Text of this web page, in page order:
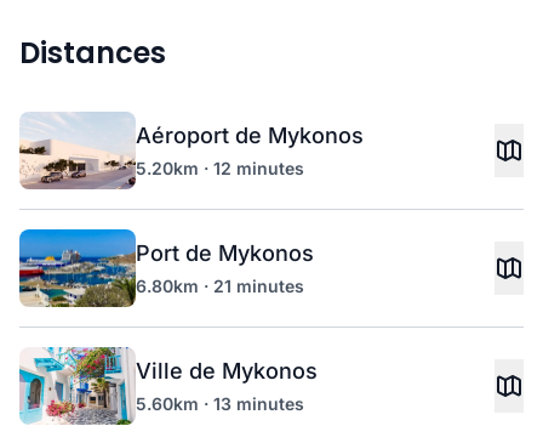
Distances
Aéroport de Mykonos
5.20km · 12 minutes
Port de Mykonos
6.80km · 21 minutes
Ville de Mykonos
5.60km · 13 minutes